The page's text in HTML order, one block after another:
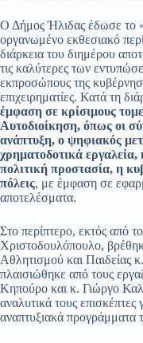
Ο Δήμος Ήλιδας έδωσε το
οργανωμένο εκθεσιακό
διάρκεια του διημέρου
τις καλύτερες των
εκπροσώπους της
επιχειρηματίες. Κατά τη
έμφαση σε κρίσιμους
Αυτοδιοίκηση, όπως οι
ανάπτυξη, ο ψηφιακός
χρηματοδοτικά
πολιτική προστασία, η
πόλεις, με έμφαση σε
αποτελέσματα.
Στο περίπτερο, εκτός από
Χριστοδουλόπουλο,
Αθλητισμού και Παιδείας
πλαισιώθηκε από τους
Κηπούρο και κ. Γιώργο
αναλυτικά τους επισκέπτες
αναπτυξιακά προγράμματα